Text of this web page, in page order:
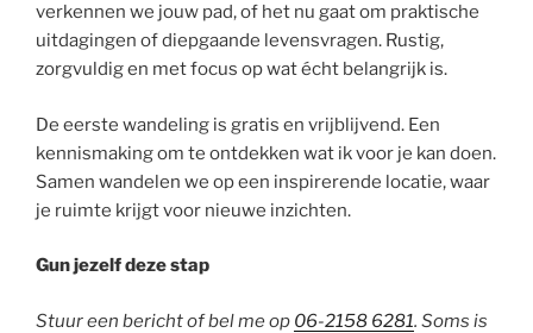
verkennen we jouw pad, of het nu gaat om praktische
uitdagingen of diepgaande levensvragen. Rustig,
zorgvuldig en met focus op wat écht belangrijk is.
De eerste wandeling is gratis en vrijblijvend. Een
kennismaking om te ontdekken wat ik voor je kan doen.
Samen wandelen we op een inspirerende locatie, waar
je ruimte krijgt voor nieuwe inzichten.
Gun jezelf deze stap
Stuur een bericht of bel me op 06-2158 6281. Soms is